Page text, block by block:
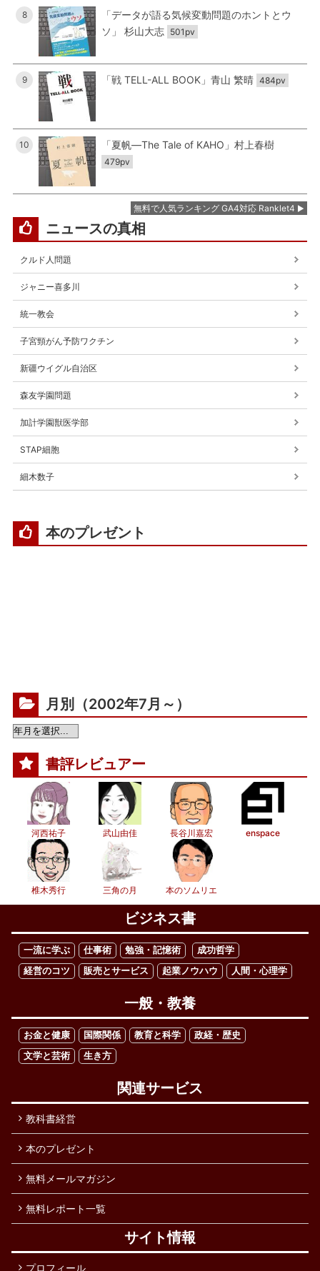
8
「データが語る気候変動問題のホントとウ
ソ」 杉山大志 501pv
9 「戦 TELL-ALL BOOK」青山 繁晴 484pv
10 「夏帆―The Tale of KAHO」村上春樹
479pv
無料で人気ランキング GA4対応 Ranklet4
ニュースの真相
クルド人問題
ジャニー喜多川
統一教会
子宮頸がん予防ワクチン
新疆ウイグル自治区
森友学園問題
加計学園獣医学部
STAP細胞
細木数子
本のプレゼント
月別（2002年7月～）
書評レビュアー
河西祐子 武山由佳 長谷川嘉宏 enspace
椎木秀行 三角の月 本のソムリエ
ビジネス書
一流に学ぶ 仕事術 勉強・記憶術
成功哲学
経営のコツ
販売とサービス 起業ノウハウ 人間・心理学
一般・教養
お金と健康 国際関係 教育と科学
政経・歴史
文学と芸術
生き方
関連サービス
教科書経営
本のプレゼント
無料メールマガジン
無料レポート一覧
サイト情報
プロフィール